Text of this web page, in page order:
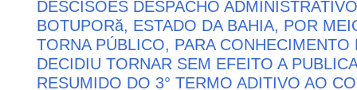
DESCISÕES DESPACHO
BOTUPORă, ESTADO DA BAHIA, POR
TORNA PÚBLICO, PARA
DECIDIU TORNAR SEM EFEITO A
RESUMIDO DO 3° TERMO ADITIVO AO